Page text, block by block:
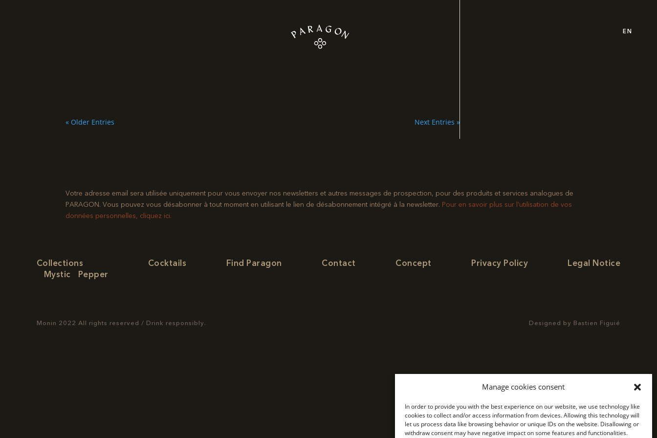
Manage cookies consent
In order to provide you with the best experience on our website, we use technology like
cookies to collect and/or access information from devices. Allowing this technology will
let us process data like browsing behavior or unique IDs on the website. Disallowing or
withdraw consent may have negative impact on some features and functionalities.
EN
« Older Entries Next Entries »
Votre adresse email sera utilisée uniquement pour vous envoyer nos newsletters et autres messages de prospection, pour des produits et services analogues de
PARAGON. Vous pouvez vous désabonner à tout moment en utilisant le lien de désabonnement intégré à la newsletter.​ Pour en savoir plus sur l’utilisation de vos
données personnelles, cliquez ici.
Collections
Mystic
Pepper
Cocktails Find Paragon Contact Concept Privacy Policy Legal Notice
Monin 2022 All rights reserved / Drink responsibly. Designed by Bastien Figuié